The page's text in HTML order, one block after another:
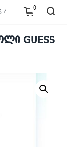
სამედიცინო ელექტრო საწოლი GUESS 4001 0
GUESS